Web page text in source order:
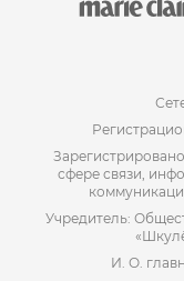
сфере связи,
Учредитель:
И. О.